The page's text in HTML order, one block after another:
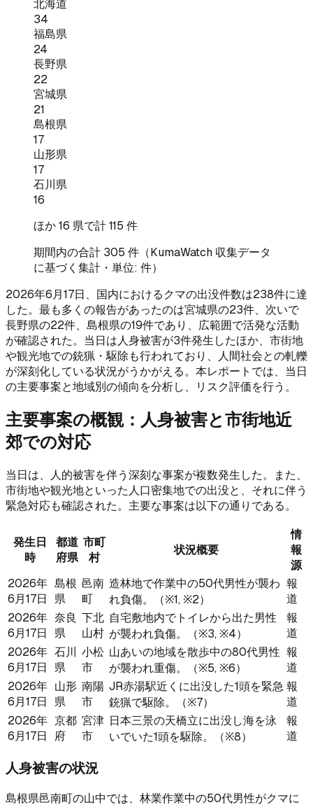
北海道
34
福島県
24
長野県
22
宮城県
21
島根県
17
山形県
17
石川県
16
ほか16 県で計115 件
期間内の合計 305 件（KumaWatch 収集データ
に基づく集計・単位: 件）
2026年6月17日、国内におけるクマの出没件数は238件に達
した。最も多くの報告があったのは宮城県の23件、次いで
長野県の22件、島根県の19件であり、広範囲で活発な活動
が確認された。当日は人身被害が3件発生したほか、市街地
や観光地での銃猟・駆除も行われており、人間社会との軋轢
が深刻化している状況がうかがえる。本レポートでは、当日
の主要事案と地域別の傾向を分析し、リスク評価を行う。
主要事案の概観：人身被害と市街地近
郊での対応
当日は、人的被害を伴う深刻な事案が複数発生した。また、
市街地や観光地といった人口密集地での出没と、それに伴う
緊急対応も確認された。主要な事案は以下の通りである。
発生日
時
都道
府県
市町
村
状況概要
情
報
源
2026年
6月17日
島根
県
邑南
町
造林地で作業中の50代男性が襲わ
れ負傷。（※1, ※2）
報
道
2026年
6月17日
奈良
県
下北
山村
自宅敷地内でトイレから出た男性
が襲われ負傷。（※3, ※4）
報
道
2026年
6月17日
石川
県
小松
市
山あいの地域を散歩中の80代男性
が襲われ重傷。（※5, ※6）
報
道
2026年
6月17日
山形
県
南陽
市
JR赤湯駅近くに出没した1頭を緊急
銃猟で駆除。（※7）
報
道
2026年
6月17日
京都
府
宮津
市
日本三景の天橋立に出没し海を泳
いでいた1頭を駆除。（※8）
報
道
人身被害の状況
島根県邑南町の山中では、林業作業中の50代男性がクマに